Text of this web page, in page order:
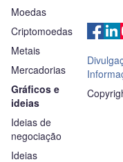
Moedas
Criptomoedas
Metais
Mercadorias
Gráficos e
ideias
Ideias de
negociação
Ideias